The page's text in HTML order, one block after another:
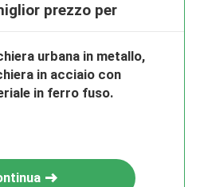
prezzo per
urbana in metallo,
in acciaio con
in ferro fuso.